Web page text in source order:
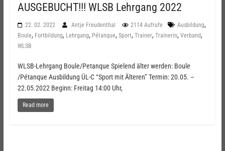
AUSGEBUCHT!!! WLSB Lehrgang 2022
22. 02. 2022 Antje Freudenthal 2114 Aufrufe Ausbildung,
Boule, Fortbildung, Lehrgang, Pétanque, Sport, Trainer, Trainerin, Verband,
WLSB
WLSB-Lehrgang Boule/Petanque Spielend älter werden: Boule
/Pétanque Ausbildung ÜL-C “Sport mit Älteren” Termin: 20.05. –
22.05.2022 Beginn: Freitag 14:00 Uhr,
Read more